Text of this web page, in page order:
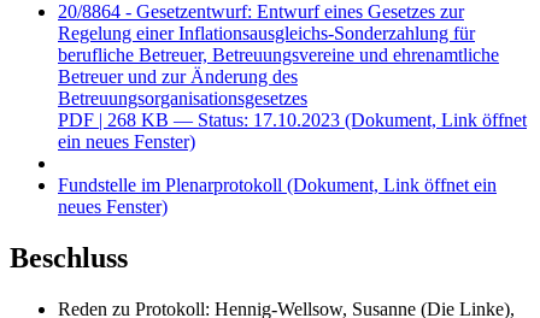
20/8864 - Gesetzentwurf: Entwurf eines Gesetzes zur
Regelung einer Inflationsausgleichs-Sonderzahlung für
berufliche Betreuer, Betreuungsvereine und ehrenamtliche
Betreuer und zur Änderung des
Betreuungsorganisationsgesetzes
PDF | 268 KB — Status: 17.10.2023 (Dokument, Link öffnet
ein neues Fenster)
Fundstelle im Plenarprotokoll (Dokument, Link öffnet ein
neues Fenster)
Beschluss
Reden zu Protokoll: Hennig-Wellsow, Susanne (Die Linke),